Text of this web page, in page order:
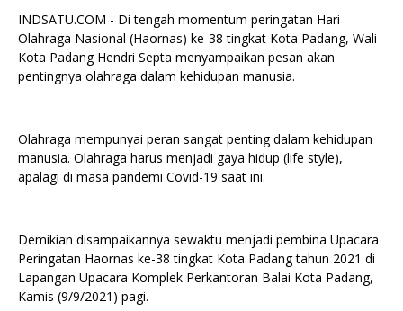
INDSATU.COM - Di tengah momentum peringatan Hari
Olahraga Nasional (Haornas) ke-38 tingkat Kota Padang, Wali
Kota Padang Hendri Septa menyampaikan pesan akan
pentingnya olahraga dalam kehidupan manusia.
Olahraga mempunyai peran sangat penting dalam kehidupan
manusia. Olahraga harus menjadi gaya hidup (life style),
apalagi di masa pandemi Covid-19 saat ini.
Demikian disampaikannya sewaktu menjadi pembina Upacara
Peringatan Haornas ke-38 tingkat Kota Padang tahun 2021 di
Lapangan Upacara Komplek Perkantoran Balai Kota Padang,
Kamis (9/9/2021) pagi.